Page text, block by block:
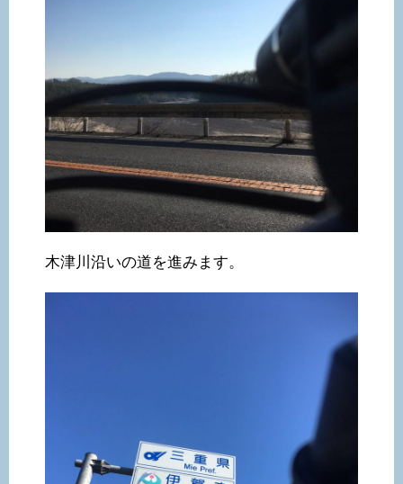
木津川沿いの道を進みます。